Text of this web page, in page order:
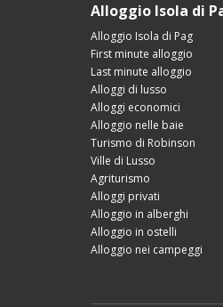
Alloggio Isola di
Alloggio Isola di Pag
First minute alloggio
Last minute alloggio
Alloggi di lusso
Alloggi economici
Alloggio nelle baie
Turismo di Robinson
Ville di Lusso
Agriturismo
Alloggi privati
Alloggio in alberghi
Alloggio in ostelli
Alloggio nei campeggi